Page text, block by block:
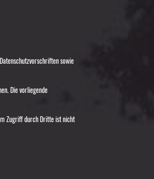
sowie
Die vorliegende
Zugriff durch Dritte ist nicht